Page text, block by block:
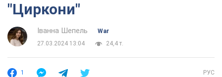
"Циркони"
Іванна Шепель
War
27.03.2024 13:04
24,4 т.
1 РУС